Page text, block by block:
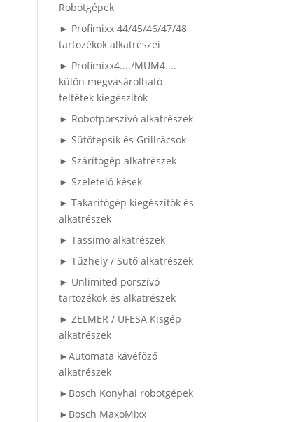
Robotgépek
► Profimixx 44/45/46/47/48
tartozékok alkatrészei
► Profimixx4..../MUM4....
külön megvásárolható
feltétek kiegészítők
► Robotporszívó alkatrészek
► Sütőtepsik és Grillrácsok
► Szárítógép alkatrészek
► Szeletelő kések
► Takarítógép kiegészítők és
alkatrészek
► Tassimo alkatrészek
► Tűzhely / Sütő alkatrészek
► Unlimited porszívó
tartozékok és alkatrészek
► ZELMER / UFESA Kisgép
alkatrészek
►Automata kávéfőző
alkatrészek
►Bosch Konyhai robotgépek
►Bosch MaxoMixx